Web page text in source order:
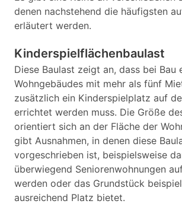
denen nachstehend die häufigsten
erläutert werden.
Kinderspielflächenbaulast
Diese Baulast zeigt an, dass bei Bau
Wohngebäudes mit mehr als fünf
zusätzlich ein Kinderspielplatz auf
errichtet werden muss. Die Größe
orientiert sich an der Fläche der
gibt Ausnahmen, in denen diese
vorgeschrieben ist, beispielsweise
überwiegend Seniorenwohnungen
werden oder das Grundstück
ausreichend Platz bietet.